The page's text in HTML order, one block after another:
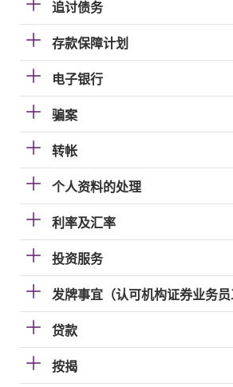
追讨债务
存款保障计划
电子银行
骗案
转帐
个人资料的处理
利率及汇率
投资服务
发牌事宜（认可机构证券业务员
贷款
按揭